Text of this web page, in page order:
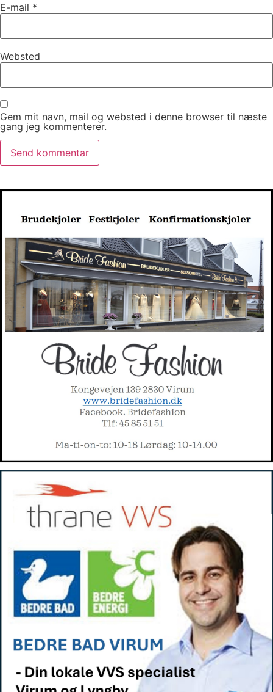
E-mail *
Websted
Gem mit navn, mail og websted i denne browser til næste
gang jeg kommenterer.